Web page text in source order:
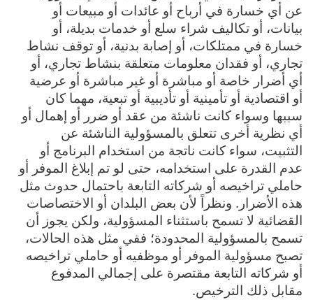
عن أي خسارة في أرباح أو عائدات أو مبيعات أو
بيانات، أو تكاليف شراء سلع أو خدمات بديلة، أو
خسارة في ممتلكات، أو إصابة بدنية، أو توقف نشاط
تجاري، أو فقدان معلومات متعلقة بنشاط تجاري، أو
أي أضرار خاصة أو مباشرة أو غير مباشرة أو عرضية
أو اقتصادية أو تأمينية أو تأديبية أو تبعية، مهما كان
سببها وسواء كانت ناشئة من عقد أو ضرر أو إهمال أو
أي نظرية أخرى تتعلق بالمسؤولية الناشئة عن
التثبيت، سواء كانت ناتجة من استخدام البرنامج أو
عدم القدرة على استخدامه، حتى لو تم إبلاغ الموفر أو
حاملي تراخيصه أو شركاته التابعة باحتمال حدوث مثل
هذه الأضرار. ونظراً لأن بعض البلدان أو الاختصاصات
القضائية لا تسمح باستثناء المسؤولية، ولكن يجوز أن
تسمح بالمسؤولية المحدودة؛ ففي مثل هذه الحالات،
تصبح مسؤولية الموفر أو موظفيه أو حاملي تراخيصه
أو شركاته التابعة مقتصرة على إجمالي المدفوع
مقابل ذلك الترخيص.